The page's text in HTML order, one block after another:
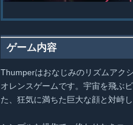
ゲーム内容
Thumperはおなじみのリズムアク
オレンスゲームです。宇宙を飛ぶ
た、狂気に満ちた巨大な顔と対峙し